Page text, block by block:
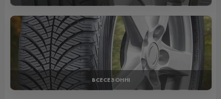
ВСЕСЕЗОННІ